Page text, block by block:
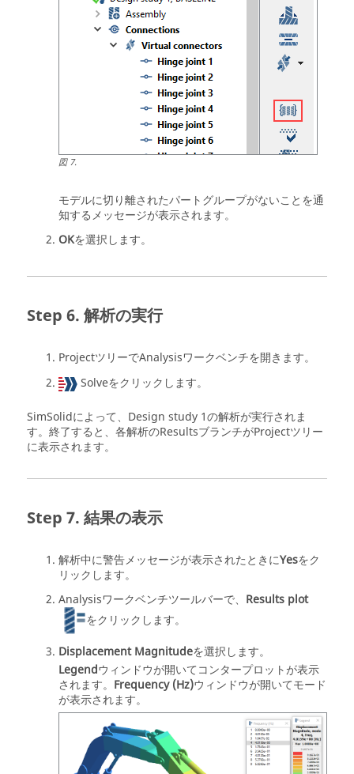
図7.
モデルに切り離されたパートグループがないことを通
知するメッセージが表示されます。
OKを選択します。
解析の実行
ProjectツリーでAnalysisワークベンチを開きます。
Solveをクリックします。
SimSolidによって、Design study 1の解析が実行されま
す。終了すると、各解析のResultsブランチがProjectツリー
に表示されます。
結果の表示
解析中に警告メッセージが表示されたときにYesをク
リックします。
Analysisワークベンチツールバーで、 Results plot
をクリックします。
Displacement Magnitudeを選択します。
Legendウィンドウが開いてコンタープロットが表示
されます。 Frequency (Hz)ウィンドウが開いてモード
が表示されます。